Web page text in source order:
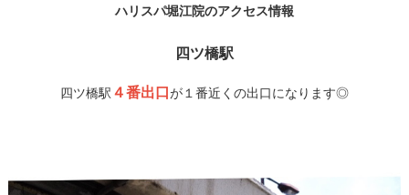
ハリスパ堀江院のアクセス情報
四ツ橋駅
四ツ橋駅 ４番出口 が１番近くの出口になります◎